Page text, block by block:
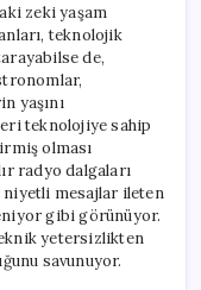
zeki yaşam
teknolojik
de,
yaşını
teknolojiye sahip
olması
radyo dalgaları
mesajlar ileten
gibi görünüyor.
yetersizlikten
savunuyor.